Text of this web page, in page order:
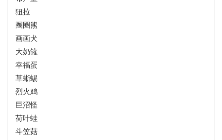
狃拉
圈圈熊
画画犬
大奶罐
幸福蛋
草蜥蜴
烈火鸡
巨沼怪
荷叶蛙
斗笠菇